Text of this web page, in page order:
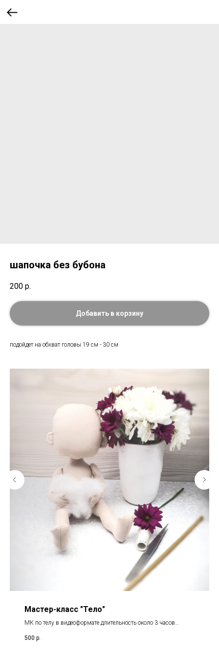
шапочка без бубона
200 р.
Добавить в корзину
подойдет на обхват головы 19 см - 30 см
Мастер-класс "Тело"
МК по телу в видеоформате длительность около 3 часов
. Также в стоимость входит выкройка. отвечаю на все вопросы
500 р.